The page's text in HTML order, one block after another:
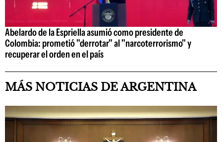
Abelardo de la Espriella asumió como presidente de
Colombia: prometió "derrotar" al "narcoterrorismo" y
recuperar el orden en el país
MÁS NOTICIAS DE ARGENTINA